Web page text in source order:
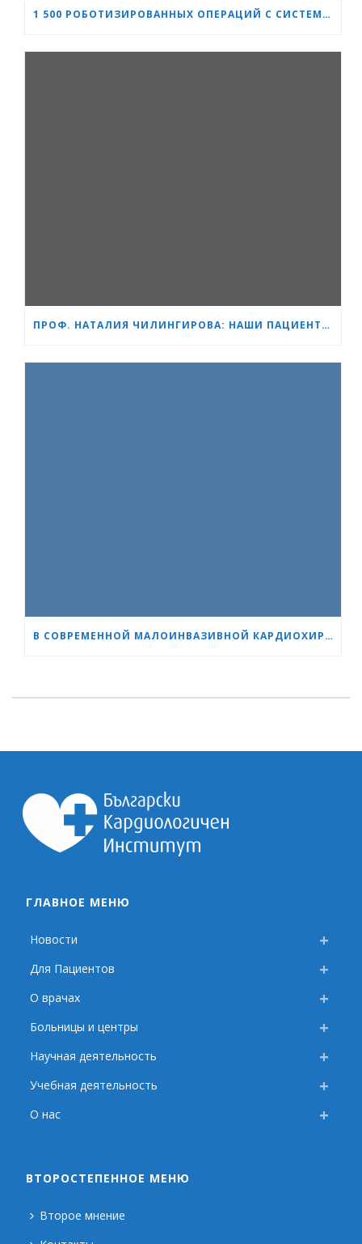
1 500 РОБОТИЗИРОВАННЫХ ОПЕРАЦИЙ С СИСТЕМОЙ DA VINCI: «СЕРДЦЕ И МОЗГ» УКРЕПЛЯЕТ СВОЁ ЛИДЕРСТВО В УРОЛОГИИ
ПРОФ. НАТАЛИЯ ЧИЛИНГИРОВА: НАШИ ПАЦИЕНТЫ — ГЕРОИ, А МЫ ПОМОГАЕМ ИМ СПРАВЛЯТЬСЯ БЫСТРЕЕ И ЛЕГЧЕ
В СОВРЕМЕННОЙ МАЛОИНВАЗИВНОЙ КАРДИОХИРУРГИИ ВОЗРАСТ — ВСЕГО ЛИШЬ ЦИФРА
ГЛАВНОЕ МЕНЮ
Новости
Для Пациентов
О врачах
Больницы и центры
Научная деятельность
Учебная деятельность
О нас
ВТОРОСТЕПЕННОЕ МЕНЮ
Второе мнение